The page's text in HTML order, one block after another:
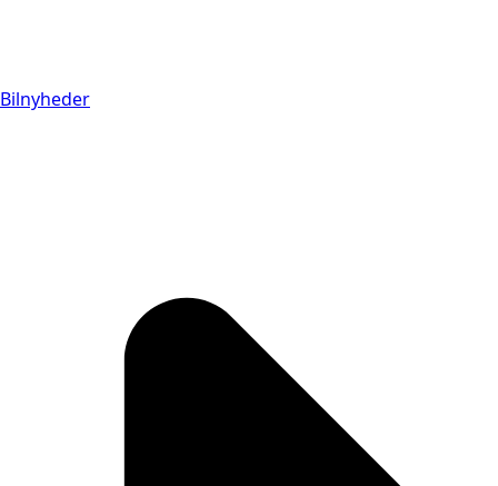
Bilnyheder